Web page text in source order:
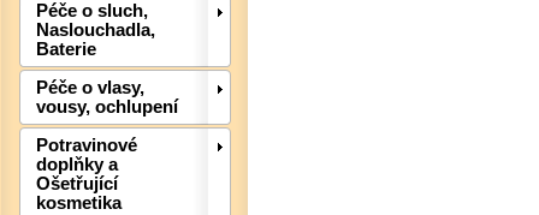
Péče o sluch,
Naslouchadla,
Baterie
Péče o vlasy,
vousy, ochlupení
Potravinové
doplňky a
Ošetřující
kosmetika